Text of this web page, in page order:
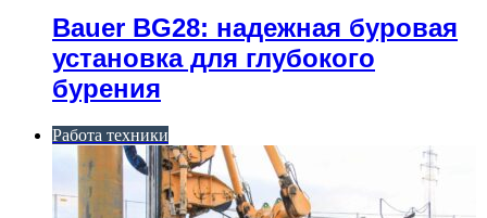
Bauer BG28: надежная буровая
установка для глубокого
бурения
Работа техники